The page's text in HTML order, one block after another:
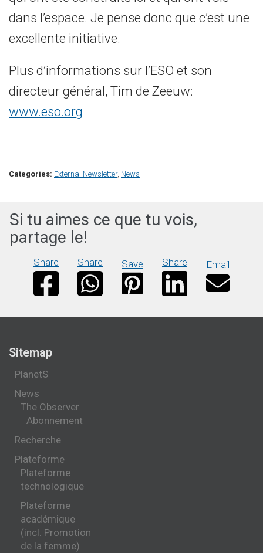
dans l’espace. Je pense donc que c’est une
excellente initiative.
Plus d’informations sur l’ESO et son
directeur général, Tim de Zeeuw:
www.eso.org
Categories: External Newsletter, News
Si tu aimes ce que tu vois,
partage le!
Share Share Save Share Email
Sitemap
PlanetS
News
The Observer
Abonnement
Recherche
Plateforme
Plateforme
technologique
Plateforme
académique
(incl. Promotion
de la femme)